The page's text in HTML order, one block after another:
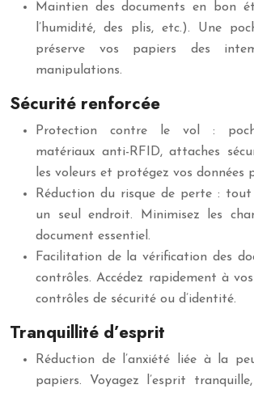
Maintien des documents en bon
l’humidité, des plis, etc.). Une
préserve vos papiers des
manipulations.
Sécurité renforcée
Protection contre le vol :
matériaux anti-RFID, attaches
les voleurs et protégez vos données
Réduction du risque de perte :
un seul endroit. Minimisez les
document essentiel.
Facilitation de la vérification des
contrôles. Accédez rapidement à
contrôles de sécurité ou d’identité.
Tranquillité d’esprit
Réduction de l’anxiété liée à la
papiers. Voyagez l’esprit